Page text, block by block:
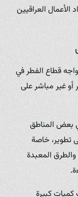
العراقيين
قطاع الفطر في
غير مباشر على
بعض المناطق
تطوير، خاصة
المعبدة
كبيرة